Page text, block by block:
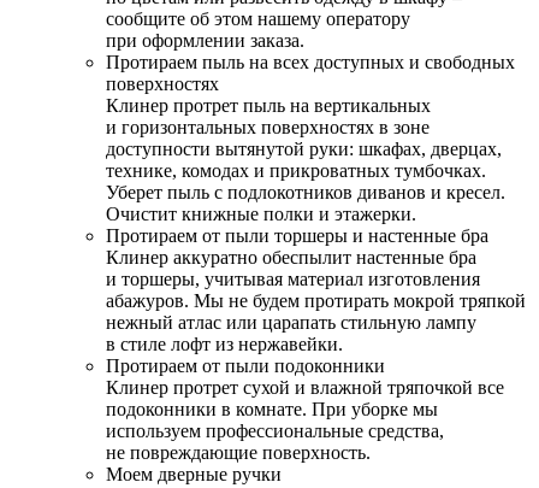
сообщите об этом нашему оператору
при оформлении заказа.
Протираем пыль на всех доступных и свободных
поверхностях
Клинер протрет пыль на вертикальных
и горизонтальных поверхностях в зоне
доступности вытянутой руки: шкафах, дверцах,
технике, комодах и прикроватных тумбочках.
Уберет пыль с подлокотников диванов и кресел.
Очистит книжные полки и этажерки.
Протираем от пыли торшеры и настенные бра
Клинер аккуратно обеспылит настенные бра
и торшеры, учитывая материал изготовления
абажуров. Мы не будем протирать мокрой тряпкой
нежный атлас или царапать стильную лампу
в стиле лофт из нержавейки.
Протираем от пыли подоконники
Клинер протрет сухой и влажной тряпочкой все
подоконники в комнате. При уборке мы
используем профессиональные средства,
не повреждающие поверхность.
Моем дверные ручки